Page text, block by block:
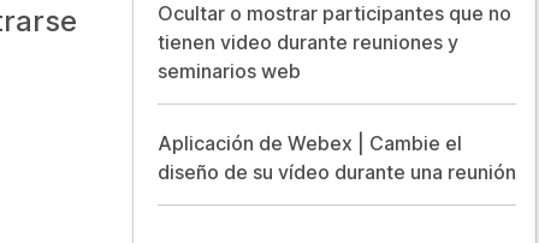
Ocultar o mostrar participantes que no
tienen video durante reuniones y
seminarios web
Aplicación de Webex | Cambie el
diseño de su vídeo durante una reunión